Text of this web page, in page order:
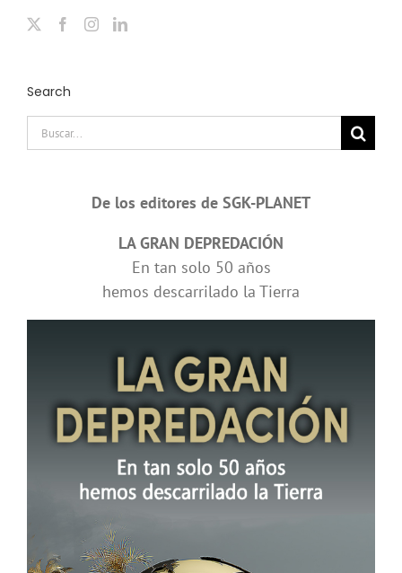
Search
Buscar:
De los editores de SGK-PLANET
LA GRAN DEPREDACIÓN
En tan solo 50 años
hemos descarrilado la Tierra